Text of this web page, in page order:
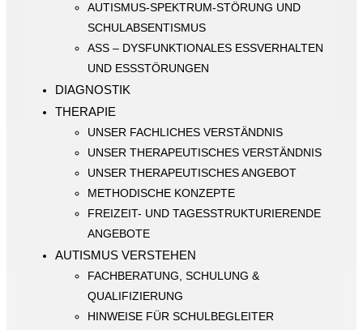
AUTISMUS-SPEKTRUM-STÖRUNG UND
SCHULABSENTISMUS
ASS – DYSFUNKTIONALES ESSVERHALTEN
UND ESSSTÖRUNGEN
DIAGNOSTIK
THERAPIE
UNSER FACHLICHES VERSTÄNDNIS
UNSER THERAPEUTISCHES VERSTÄNDNIS
UNSER THERAPEUTISCHES ANGEBOT
METHODISCHE KONZEPTE
FREIZEIT- UND TAGESSTRUKTURIERENDE
ANGEBOTE
AUTISMUS VERSTEHEN
FACHBERATUNG, SCHULUNG &
QUALIFIZIERUNG
HINWEISE FÜR SCHULBEGLEITER